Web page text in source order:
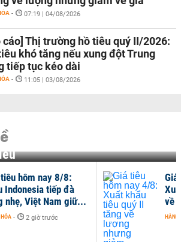
- 07:19 | 04/08/2026
cáo] Thị trường hồ tiêu quý II/2026:
khó tăng nếu xung đột Trung
tiếp tục kéo dài
- 11:05 | 03/08/2026
hôm nay 8/8:
Indonesia tiếp đà
nhẹ, Việt Nam giữ...
- 2 giờ trước
về
HÀNG